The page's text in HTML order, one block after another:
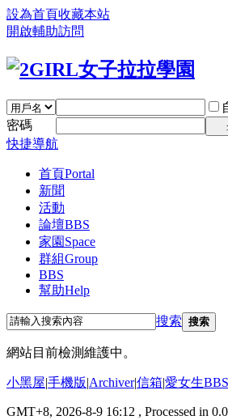
設為首頁收藏本站
開啟輔助訪問
密碼
快捷導航
首頁Portal
新聞
活動
論壇BBS
家園 Space
群組Group
BBS
幫助Help
搜索 搜索
網站目前檢測維護中。
小黑屋|手機版|Archiver|信箱|愛女生BBS
GMT+8, 2026-8-9 16:12 , Processed in